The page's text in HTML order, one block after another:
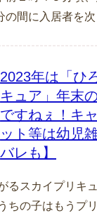
の間に入居者を
2023年は「ひ
キュア」年末
ですねぇ！キ
ット等は幼児
バレも】
るスカイプリキ
ちの子はもうプ